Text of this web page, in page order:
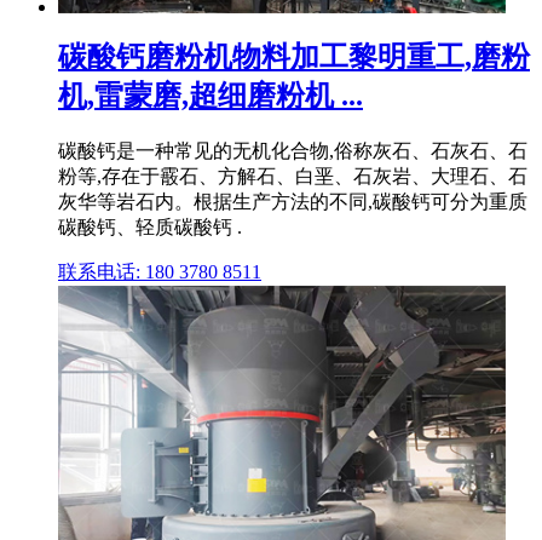
碳酸钙磨粉机物料加工黎明重工,磨粉
机,雷蒙磨,超细磨粉机 ...
碳酸钙是一种常见的无机化合物,俗称灰石、石灰石、石
粉等,存在于霰石、方解石、白垩、石灰岩、大理石、石
灰华等岩石内。根据生产方法的不同,碳酸钙可分为重质
碳酸钙、轻质碳酸钙 .
联系电话: 180 3780 8511